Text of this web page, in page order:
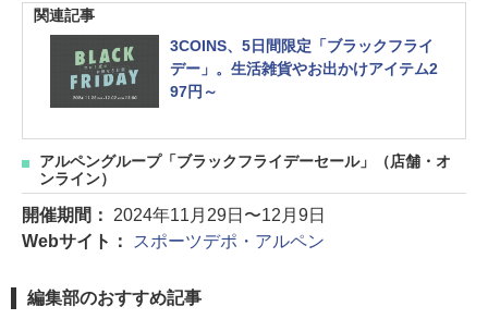
関連記事
3COINS、5日間限定「ブラックフライ
デー」。生活雑貨やお出かけアイテム2
97円～
アルペングループ「ブラックフライデーセール」（店舗・オ
ンライン）
開催期間： 2024年11月29日〜12月9日
Webサイト：
スポーツデポ・アルペン
編集部のおすすめ記事